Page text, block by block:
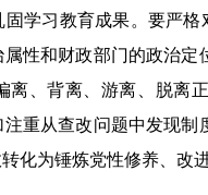
习教育成果。要严格
性和财政部门的政治定
离、背离、游离、脱离
重从查改问题中发现
化为锤炼党性修养、改